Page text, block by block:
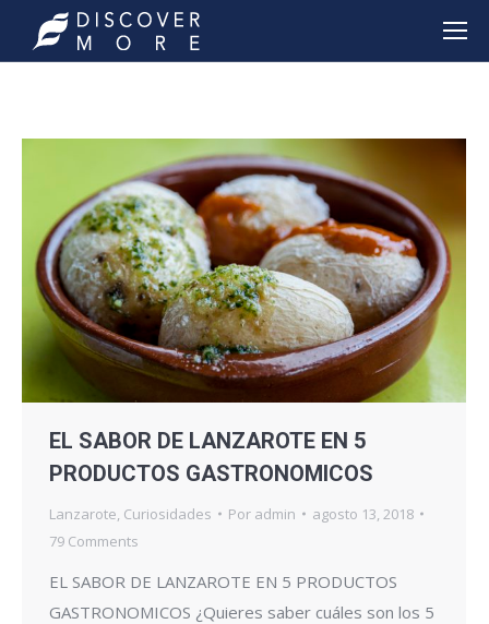
EL SABOR DE LANZAROTE EN 5
PRODUCTOS GASTRONOMICOS
Lanzarote Curiosidades Por admin
agosto 13, 2018
79 Comments
EL SABOR DE LANZAROTE EN 5 PRODUCTOS
GASTRONOMICOS ¿Quieres saber cuáles son los 5